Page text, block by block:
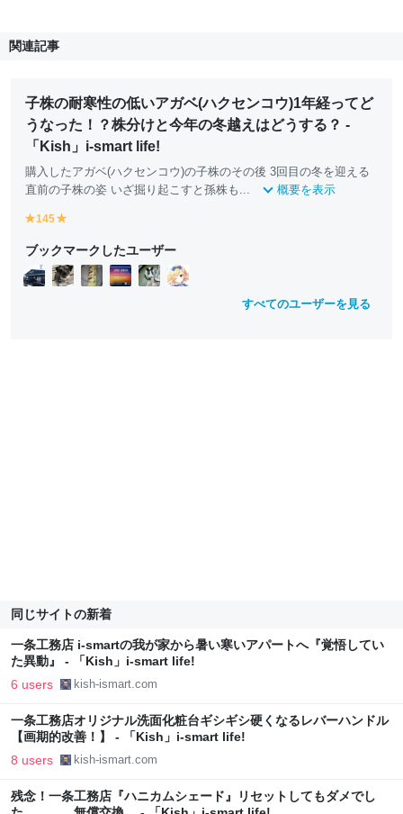
関連記事
子株の耐寒性の低いアガベ(ハクセンコウ)1年経ってど
うなった！？株分けと今年の冬越えはどうする？ -
「Kish」i-smart life!
購入したアガベ(ハクセンコウ)の子株のその後 3回目の冬を迎える
直前の子株の姿 いざ掘り起こすと孫株も...
概要を表示
y
ll
o
w
145
ll
o
w
ブックマークしたユーザー
すべてのユーザーを見る
同じサイトの新着
一条工務店 i-smartの我が家から暑い寒いアパートへ『覚悟してい
た異動』 - 「Kish」i-smart life!
6 users kish-ismart.com
一条工務店オリジナル洗面化粧台ギシギシ硬くなるレバーハンドル
【画期的改善！】 - 「Kish」i-smart life!
8 users kish-ismart.com
残念！一条工務店『ハニカムシェード』リセットしてもダメでし